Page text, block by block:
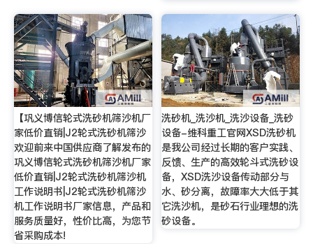
【巩义博信轮式洗砂机筛沙机厂
家低价直销|J2轮式洗砂机筛沙
欢迎前来中国供应商了解发布的
巩义博信轮式洗砂机筛沙机厂家
低价直销|J2轮式洗砂机筛沙机
工作说明书|J2轮式洗砂机筛沙
机工作说明书厂家信息，产品和
服务质量好，性价比高，为您节
省采购成本!
洗砂机_洗沙机_洗沙设备_洗砂
设备-维科重工官网XSD洗砂机
是我公司经过长期的客户实践、
反馈、生产的高效轮斗式洗砂设
备，XSD洗沙设备传动部分与
水、砂分离，故障率大大低于其
它洗沙机，是砂石行业理想的洗
砂设备。